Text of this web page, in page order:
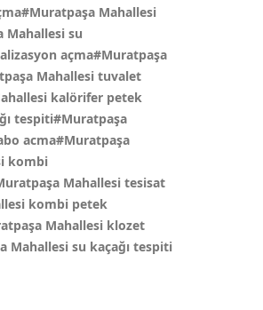
Mahallesi
Mahallesi su
açma#Muratpaşa
Mahallesi tuvalet
kalörifer petek
tespiti#Muratpaşa
acma#Muratpaşa
kombi
Mahallesi tesisat
kombi petek
Mahallesi klozet
Mahallesi su kaçağı tespiti